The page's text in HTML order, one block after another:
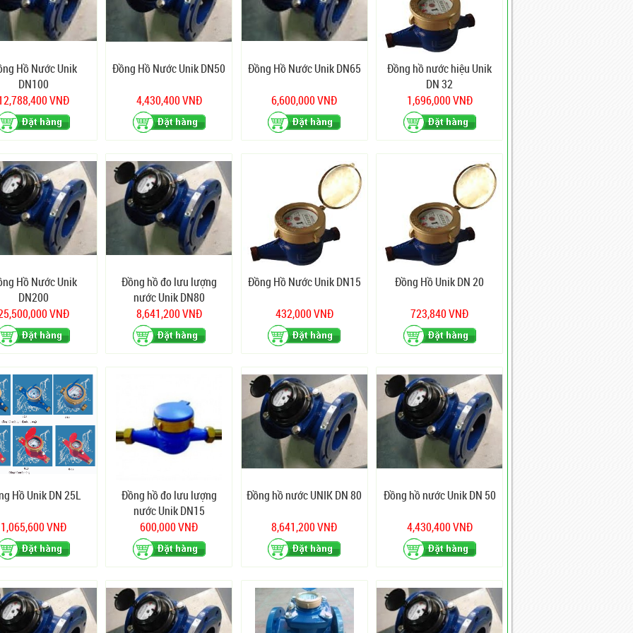
Hồ Nước Unik
DN100
VNĐ
Đồng Hồ Nước Unik DN50
4,430,400 VNĐ
Đồng Hồ Nước Unik DN65
6,600,000 VNĐ
Đồng hồ nước hiệu Unik
DN 32
1,696,000 VNĐ
Hồ Nước Unik
DN200
VNĐ
Đồng hồ đo lưu lượng
nước Unik DN80
8,641,200 VNĐ
Đồng Hồ Nước Unik DN15
432,000 VNĐ
Đồng Hồ Unik DN 20
723,840 VNĐ
Hồ Unik DN 25L
1,065,600 VNĐ
Đồng hồ đo lưu lượng
nước Unik DN15
600,000 VNĐ
Đồng hồ nước UNIK DN 80
8,641,200 VNĐ
Đồng hồ nước Unik DN 50
4,430,400 VNĐ